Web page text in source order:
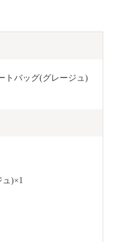
トバッグ(グレージュ)
ュ)×1